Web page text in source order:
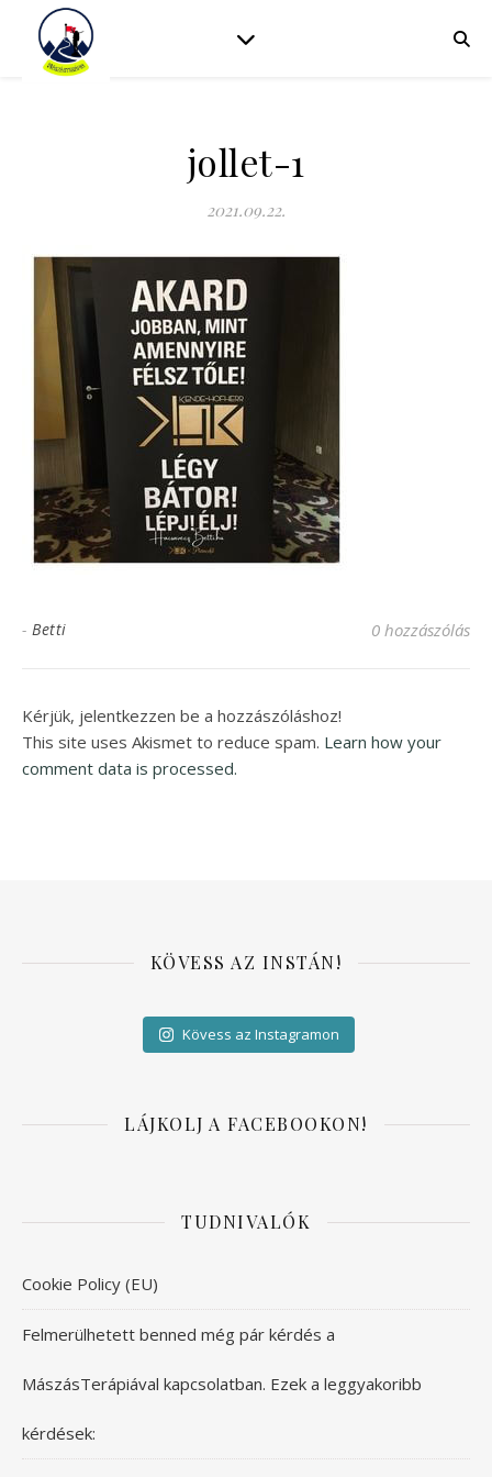
jollet-1
2021.09.22.
- Betti 0 hozzászólás
Kérjük, jelentkezzen be a hozzászóláshoz!
This site uses Akismet to reduce spam. Learn how your
comment data is processed.
KÖVESS AZ INSTÁN!
Kövess az Instagramon
LÁJKOLJ A FACEBOOKON!
TUDNIVALÓK
Cookie Policy (EU)
Felmerülhetett benned még pár kérdés a
MászásTerápiával kapcsolatban. Ezek a leggyakoribb
kérdések: